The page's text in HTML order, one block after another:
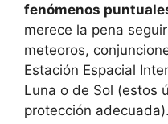
fenómenos
merece la pena
meteoros,
Estación Espacial
Luna o de Sol (estos
protección adecuada).